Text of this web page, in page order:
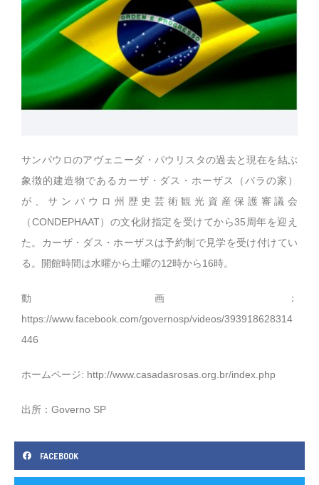
サンパウロのアヴェニーダ・パウリスタの過去と現在を結ぶ
象徴的建造物であるカーザ・ダス・ホーザス（バラの家）
が、サンパウロ州歴史芸術観光資産保護審議会
（CONDEPHAAT）の文化財指定を受けてから35周年を迎え
た。カーザ・ダス・ホーザスは予約制で見学を受け付けてい
る。開館時間は水曜から土曜の12時から16時。
動画：
https://www.facebook.com/governosp/videos/393918628314
446
ホームページ: http://www.casadasrosas.org.br/index.php
出所：Governo SP
FACEBOOK